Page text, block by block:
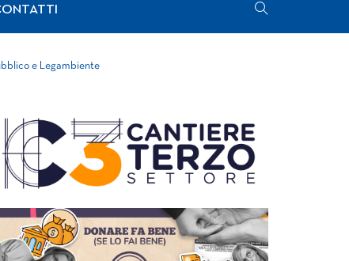
e Legambiente